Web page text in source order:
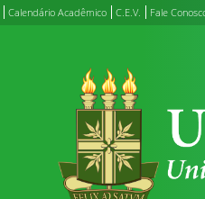
Calendário Acadêmico C.E.V. Fale